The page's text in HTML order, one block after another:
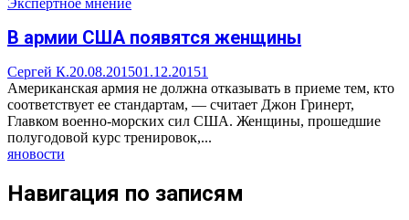
В армии США появятся женщины
Сергей К.20.08.201501.12.20151
Американская армия не должна отказывать в приеме тем, кто
соответствует ее стандартам, — считает Джон Гринерт,
Главком военно-морских сил США. Женщины, прошедшие
полугодовой курс тренировок,...
яновости
Навигация по записям